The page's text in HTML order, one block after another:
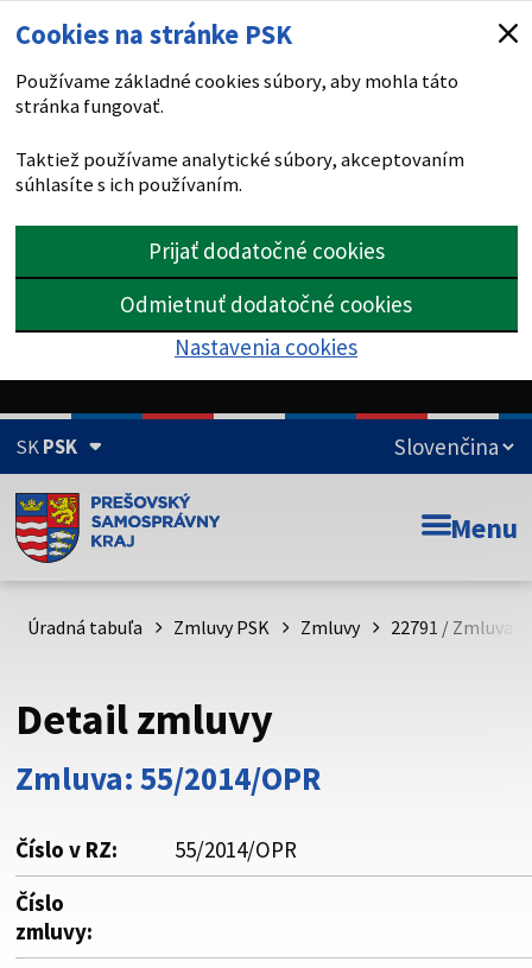
Cookies na stránke PSK
Používame základné cookies súbory, aby mohla táto
stránka fungovať.
Taktiež používame analytické súbory, akceptovaním
súhlasíte s ich používaním.
Prijať dodatočné cookies
Odmietnuť dodatočné cookies
Nastavenia cookies
SKPSK
Doména psk.sk je oficiálna
Toto je oficiálna webová stránka Prešovského
psk.sk.
Buďte pozorní a vždy sa uistite, že zdieľate informácie iba
cez zabezpečenú webovú stránku. Zabezpečená stránka
vždy začína https:// pred názvom domény webového sídla.
Menu
Úradná tabuľa Zmluvy PSK Zmluvy 22791 / Zmluva
Detail zmluvy
Zmluva: 55/2014/OPR
Číslo v RZ:
55/2014/OPR
Číslo
zmluvy: